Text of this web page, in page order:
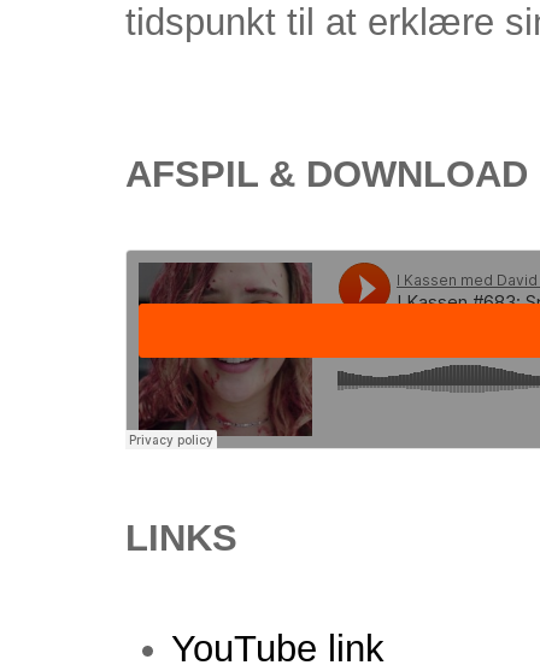
tidspunkt til at erklære
AFSPIL & DOWNLOAD
LINKS
YouTube link